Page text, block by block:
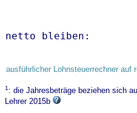
netto
ausführlicher Lohnsteuerrechner auf
1: die Jahresbeträge beziehen sich
Lehrer 2015b